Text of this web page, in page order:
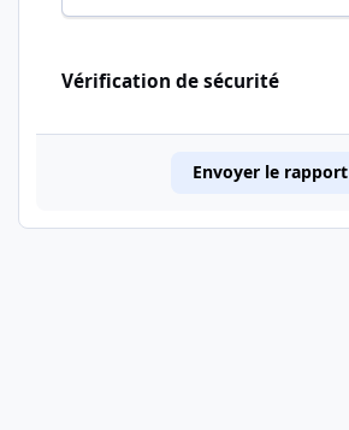
Vérification de sécurité
Envoyer le rapport